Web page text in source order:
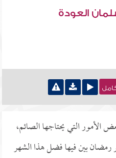
العودة
التي يحتاجها الصائم،
بين فيها فضل هذا الشهر